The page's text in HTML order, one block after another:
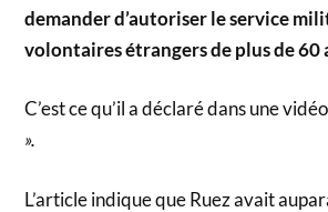
demander d’autoriser le service
volontaires étrangers de plus de 60
C’est ce qu’il a déclaré dans une
».
L’article indique que Ruez avait